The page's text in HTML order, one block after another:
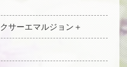
サーエマルジョン＋